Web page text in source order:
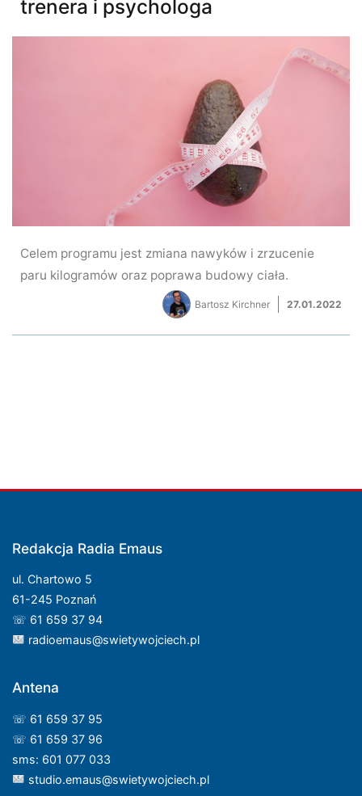
trenera i psychologa
Celem programu jest zmiana nawyków i zrzucenie
paru kilogramów oraz poprawa budowy ciała.
Bartosz Kirchner 27.01.2022
Redakcja Radia Emaus
ul. Chartowo 5
61-245 Poznań
☏ 61 659 37 94
radioemaus@swietywojciech.pl
Antena
☏ 61 659 37 95
☏ 61 659 37 96
sms: 601 077 033
studio.emaus@swietywojciech.pl